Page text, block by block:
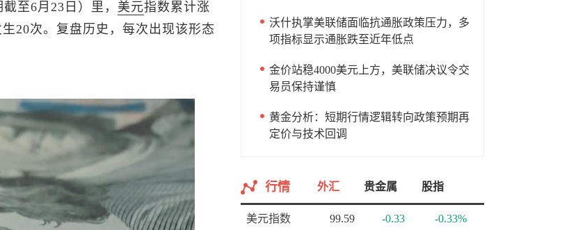
至6月23日）里， 美元指数 累计涨
20次。复盘历史，每次出现该形态
沃什执掌美联储面临抗通胀政策压力，多
项指标显示通胀跌至近年低点
金价站稳4000美元上方，美联储决议令交
易员保持谨慎
黄金分析：短期行情逻辑转向政策预期再
定价与技术回调
行情 外汇 贵金属 股指
美元指数 99.59 -0.33 -0.33%